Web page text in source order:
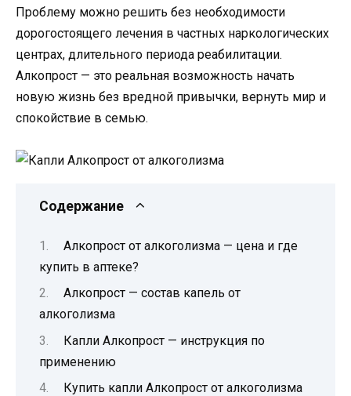
Проблему можно решить без необходимости
дорогостоящего лечения в частных наркологических
центрах, длительного периода реабилитации.
Алкопрост — это реальная возможность начать
новую жизнь без вредной привычки, вернуть мир и
спокойствие в семью.
Содержание
Алкопрост от алкоголизма — цена и где
купить в аптеке?
Алкопрост — состав капель от
алкоголизма
Капли Алкопрост — инструкция по
применению
Купить капли Алкопрост от алкоголизма